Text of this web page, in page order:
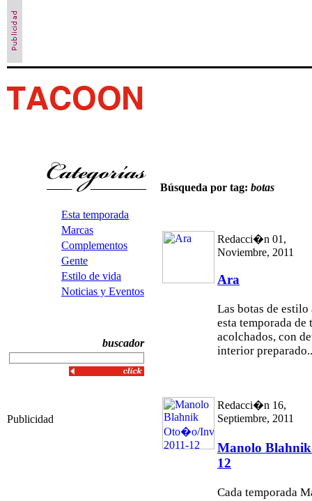
Esta temporada
Marcas
Complementos
Gente
Estilo de vida
Noticias y Eventos
buscador
Publicidad
Búsqueda por tag: botas
Redacci�n 01,
Noviembre, 2011
Ara
Las botas de
esta temporada
acolchados, con
interior
Redacci�n 16,
Septiembre, 2011
Manolo
12
Cada temporada